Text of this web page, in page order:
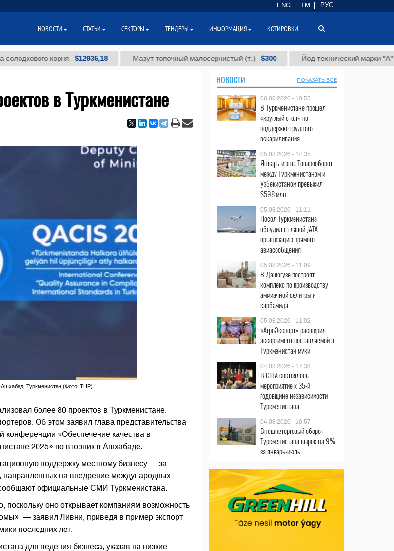
корня $12935,18 Мазут топочный малосернистый (т.) $300 Йод технический марки "А" (т.)
в Туркменистане
Ашхабад, Туркменистан (Фото: ТНР)
более 80 проектов в Туркменистане,
Об этом заявил глава представительства
конференции «Обеспечение качества в
2025» во вторник в Ашхабаде.
поддержку местному бизнесу — за
направленных на внедрение международных
сообщают официальные СМИ Туркменистана.
оно открывает компаниям возможность
— заявил Ливни, приведя в пример экспорт
последних лет.
для ведения бизнеса, указав на низкие
НОВОСТИ ПОКАЗАТЬ ВСЕ
06.08.2026 - 10:55
В Туркменистане прошёл
«круглый стол» по
поддержке грудного
вскармливания
05.08.2026 - 14:35
Январь-июнь: Товарооборот
между Туркменистаном и
Узбекистаном превысил
$598 млн
05.08.2026 - 11:11
Посол Туркменистана
обсудил с главой JATA
организацию прямого
авиасообщения
05.08.2026 - 11:09
В Дашогузе построят
комплекс по производству
аммиачной селитры и
карбамида
05.08.2026 - 11:02
«АгроЭкспорт» расширил
ассортимент поставляемой в
Туркменистан муки
04.08.2026 - 17:38
В США состоялось
мероприятие к 35-й
годовщине независимости
Туркменистана
04.08.2026 - 16:57
Внешнеторговый оборот
Туркменистана вырос на 9%
за январь-июль
ENG TM РУС
НОВОСТИ СТАТЬИ СЕКТОРЫ ТЕНДЕРЫ ИНФОРМАЦИЯ КОТИРОВКИ